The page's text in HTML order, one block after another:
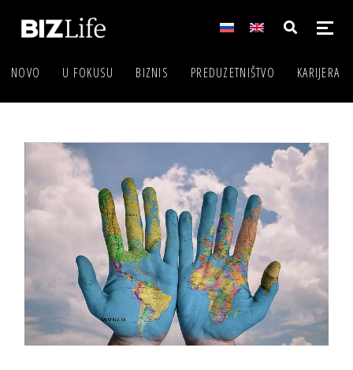
NOVO U FOKUSU BIZNIS PREDUZETNIŠTVO KARIJERA